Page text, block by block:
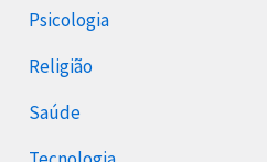
Psicologia
Religião
Saúde